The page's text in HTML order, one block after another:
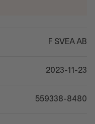
F SVEA AB
2023-11-23
559338-8480